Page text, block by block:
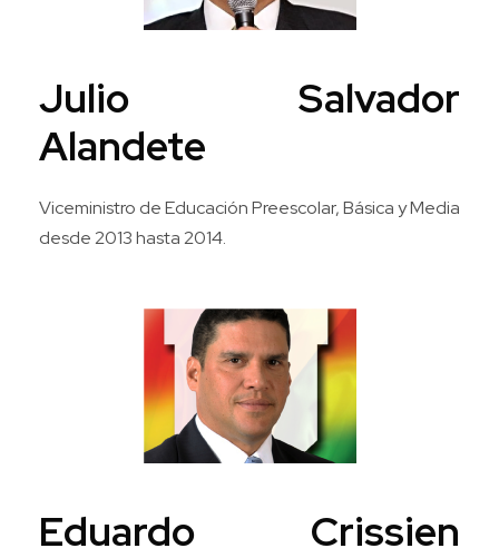
Julio Salvador
Alandete
Viceministro de Educación Preescolar, Básica y Media
desde 2013 hasta 2014.
Eduardo Crissien